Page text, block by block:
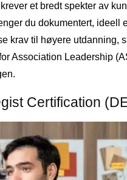
et bredt spekter av
du dokumentert, ideell
krav til høyere utdanning,
Association Leadership
Certification